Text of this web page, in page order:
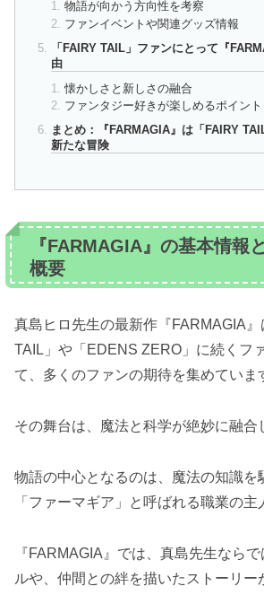
物語が向かう方向性を考察
ファンイベントや関連グッズ情報
「FAIRY TAIL」ファンにとって『
由
懐かしさと新しさの融合
ファンタジー好きが楽しめるポイント
まとめ：『FARMAGIA』は「FAIRY
新たな冒険
『FARMAGIA』の基本情報
概要
真島ヒロ先生の最新作『FARMAGIA
TAIL」や「EDENS ZERO」に続くフ
て、多くのファンの期待を集めていま
その舞台は、魔法と科学が絶妙に融合
物語の中心となるのは、魔法の知識を
「ファーマギア」と呼ばれる職業の主
『FARMAGIA』では、真島先生なら
ルや、仲間との絆を描いたストーリー